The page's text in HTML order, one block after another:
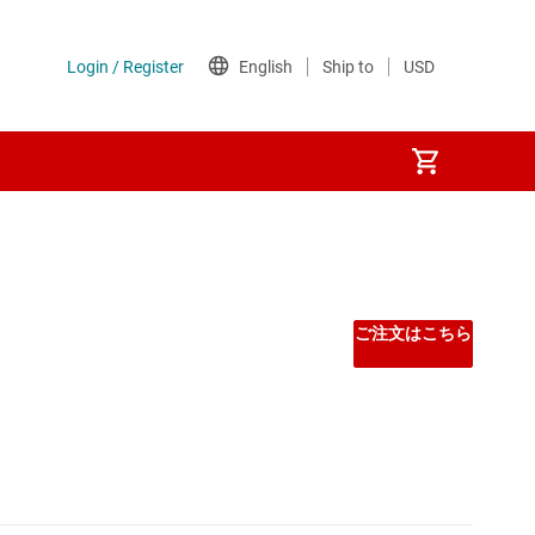
イコン
ご注文はこちら